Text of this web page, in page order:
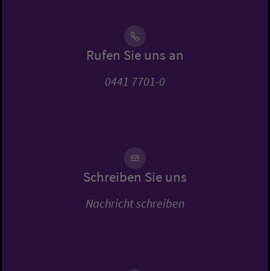
Rufen Sie uns an
0441 7701-0
Schreiben Sie uns
Nachricht schreiben